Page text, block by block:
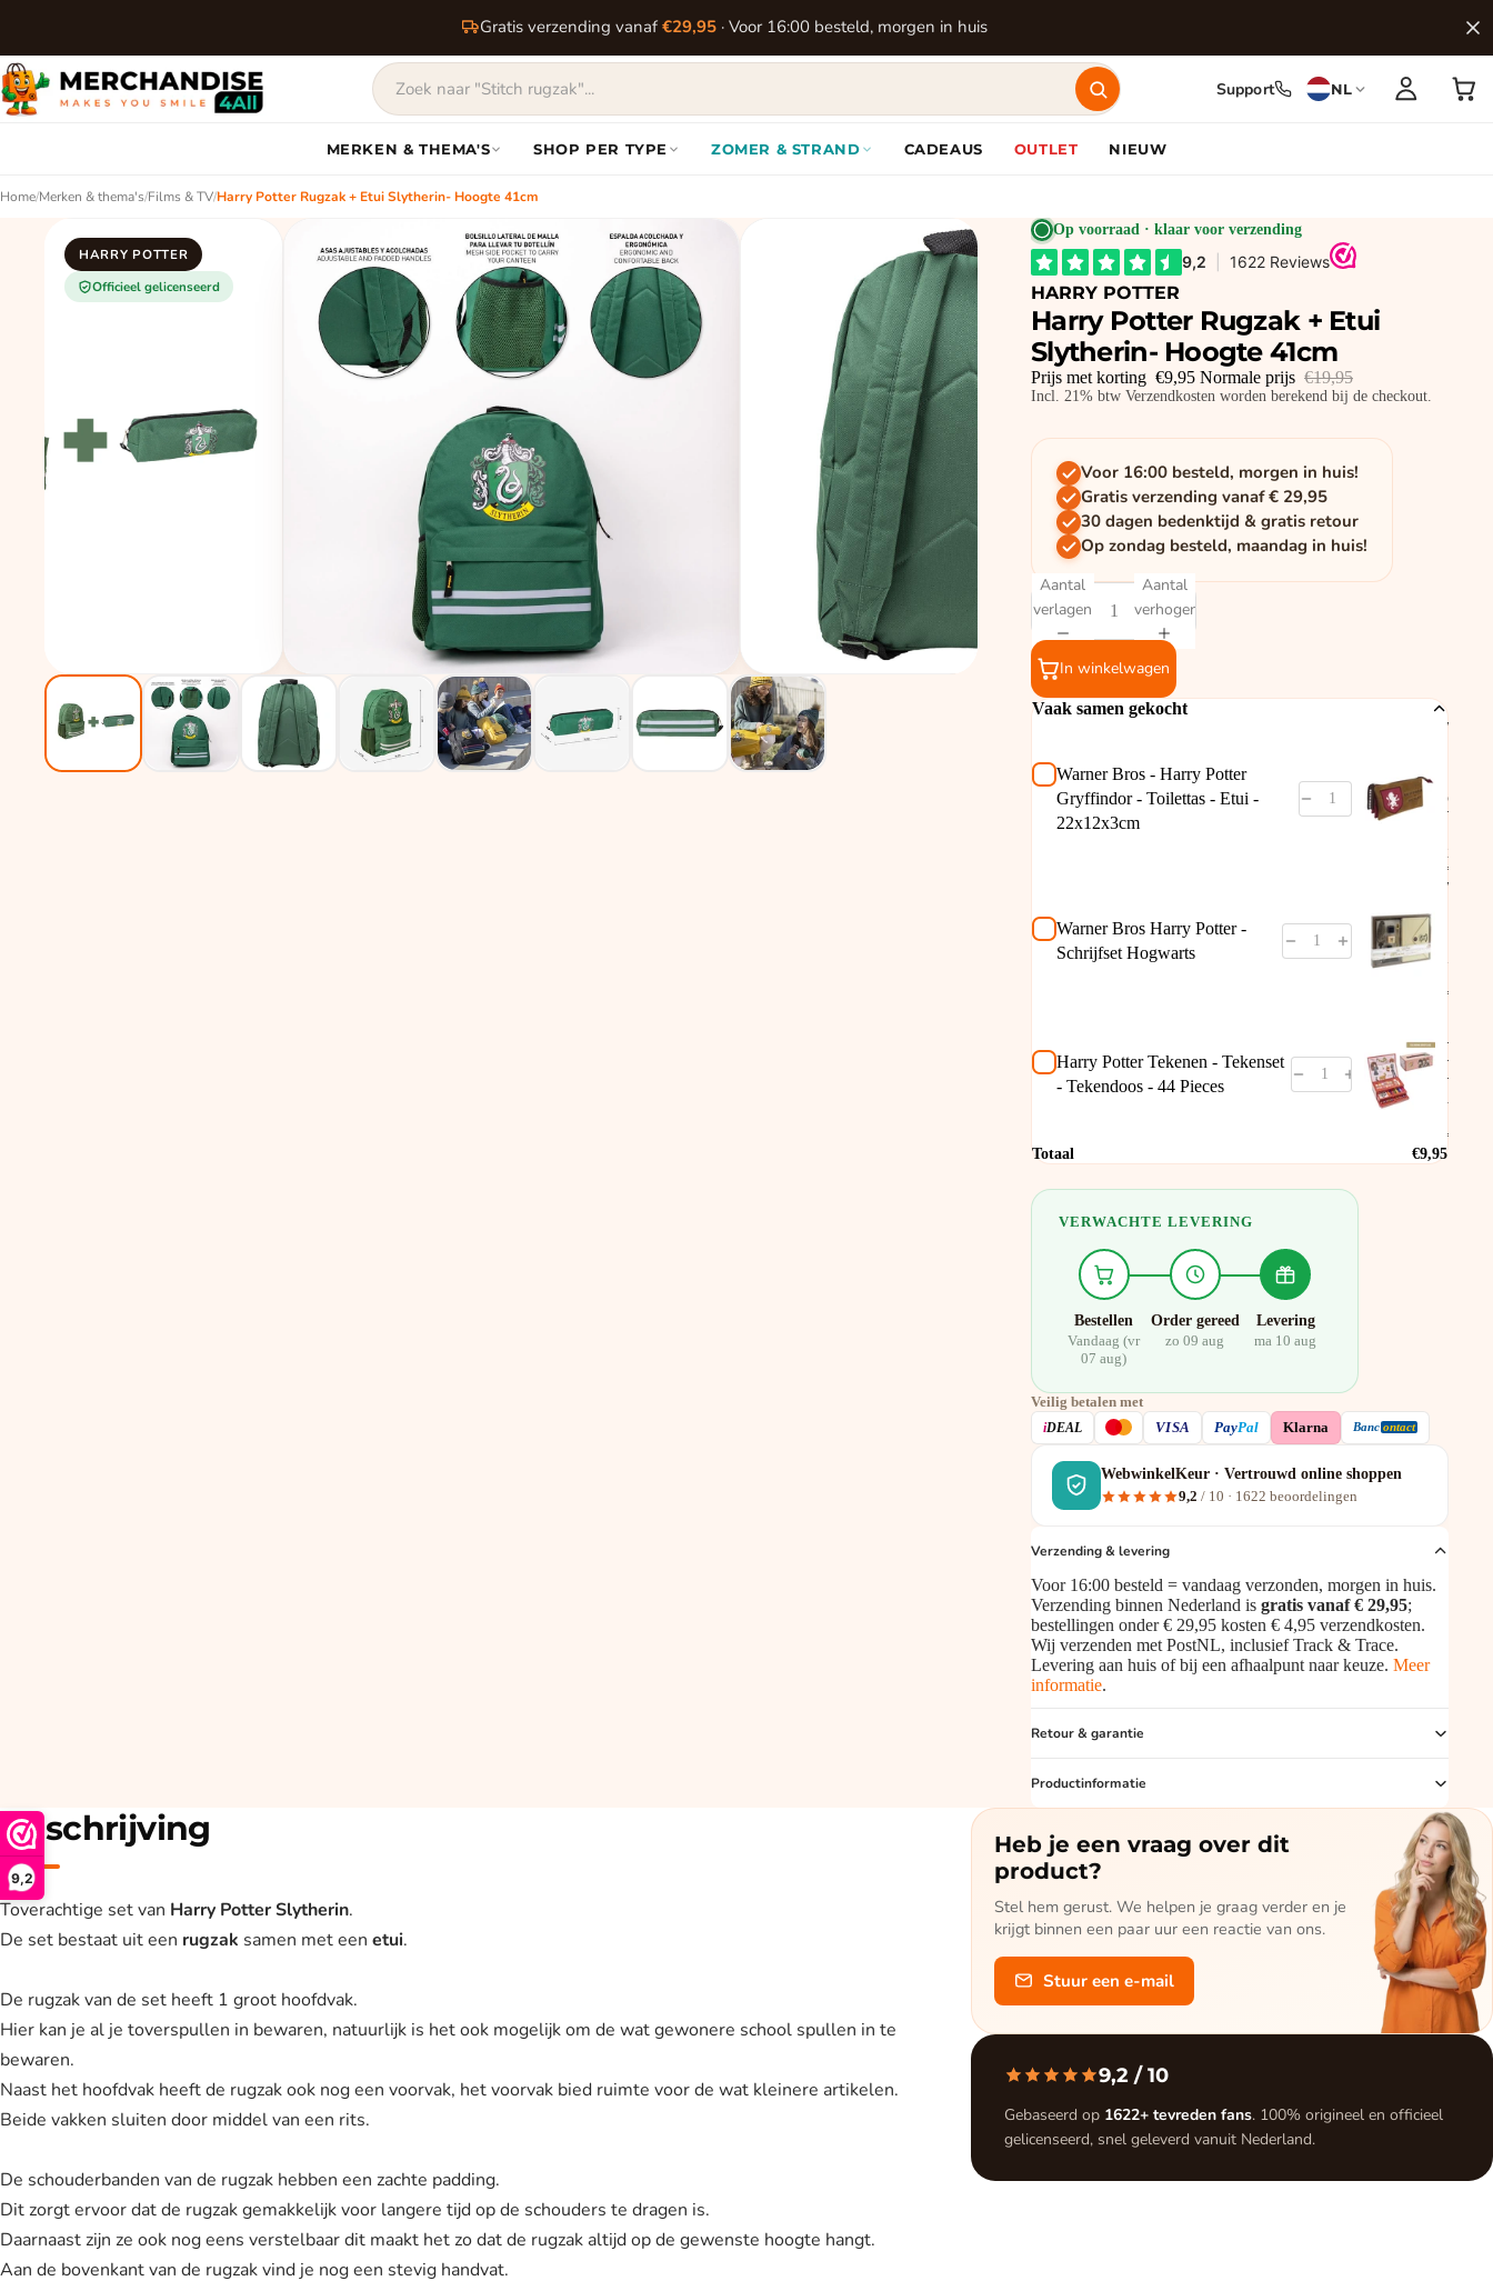
9,2
Gratis verzending vanaf €29,95· Voor 16:00 besteld, morgen in huis
Support NL
MERKEN & THEMA'S SHOP PER TYPE ZOMER & STRAND CADEAUS OUTLET NIEUW
Home/Merken & thema's/Films & TV/Harry Potter Rugzak + Etui Slytherin- Hoogte 41cm
HARRY POTTER
Officieel gelicenseerd
Op voorraad · klaar voor verzending
HARRY POTTER
Harry Potter Rugzak + Etui
Slytherin- Hoogte 41cm
Prijs met korting €9,95 Normale prijs €19,95
Incl. 21% btw Verzendkosten worden berekend bij de checkout.
Voor 16:00 besteld, morgen in huis!
Gratis verzending vanaf € 29,95
30 dagen bedenktijd & gratis retour
Op zondag besteld, maandag in huis!
Aantal
verlagen
Aantal
verhogen
In winkelwagen
Vaak samen gekocht
Warner Bros - Harry Potter
Gryffindor - Toilettas - Etui -
22x12x3cm
€9,95
Warner Bros Harry Potter -
Schrijfset Hogwarts
€22,95
Harry Potter Tekenen - Tekenset
- Tekendoos - 44 Pieces
- 44
€11,95
Totaal
€9,95
VERWACHTE LEVERING
Bestellen
Vandaag (vr
07 aug)
Order gereed
zo 09 aug
Levering
ma 10 aug
Veilig betalen met
iDEAL VISA PayPal Klarna Banc ontact
WebwinkelKeur · Vertrouwd online shoppen
9,2 / 10 · 1622 beoordelingen
Verzending & levering
Voor 16:00 besteld = vandaag verzonden, morgen in huis.
Verzending binnen Nederland is gratis vanaf € 29,95;
bestellingen onder € 29,95 kosten € 4,95 verzendkosten.
Wij verzenden met PostNL, inclusief Track & Trace.
Levering aan huis of bij een afhaalpunt naar keuze. Meer
informatie.
Retour & garantie
Productinformatie
Beschrijving
Toverachtige set van Harry Potter Slytherin.
De set bestaat uit een rugzak samen met een etui.
De rugzak van de set heeft 1 groot hoofdvak.
Hier kan je al je toverspullen in bewaren, natuurlijk is het ook mogelijk om de wat gewonere school spullen in te
bewaren.
Naast het hoofdvak heeft de rugzak ook nog een voorvak, het voorvak bied ruimte voor de wat kleinere artikelen.
Beide vakken sluiten door middel van een rits.
De schouderbanden van de rugzak hebben een zachte padding.
Dit zorgt ervoor dat de rugzak gemakkelijk voor langere tijd op de schouders te dragen is.
Daarnaast zijn ze ook nog eens verstelbaar dit maakt het zo dat de rugzak altijd op de gewenste hoogte hangt.
Aan de bovenkant van de rugzak vind je nog een stevig handvat.
Heb je een vraag over dit
product?
Stel hem gerust. We helpen je graag verder en je
krijgt binnen een paar uur een reactie van ons.
Stuur een e-mail
9,2/ 10
Gebaseerd op 1622+ tevreden fans. 100% origineel en officieel
gelicenseerd, snel geleverd vanuit Nederland.